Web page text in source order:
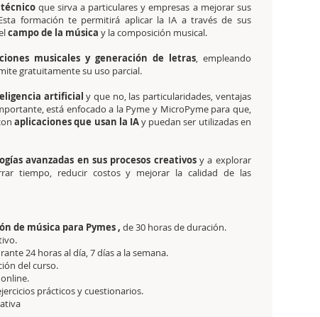
que sirva a particulares y empresas a mejorar sus
formación te permitirá aplicar la IA a través de sus
campo de la música y la composición musical.
musicales y generación de letras, empleando
gratuitamente su uso parcial.
artificial y que no, las particularidades, ventajas
está enfocado a la Pyme y MicroPyme para que,
aplicaciones que usan la IAy puedan ser utilizadas en
avanzadas en sus procesos creativosy a explorar
tiempo, reducir costos y mejorar la calidad de las
de música para Pymes , de 30 horas de duración.
24 horas al día, 7 días a la semana.
del curso.
prácticos y cuestionarios.